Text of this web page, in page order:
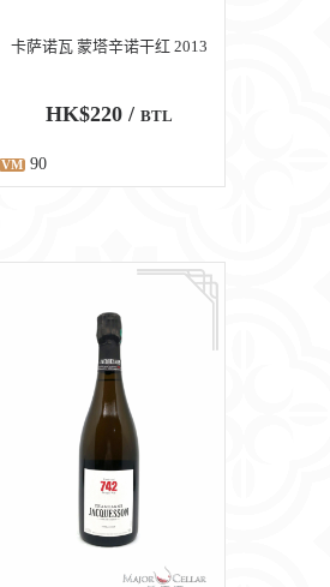
卡萨诺瓦 蒙塔辛诺干红 2013
HK$220 / BTL
VM 90